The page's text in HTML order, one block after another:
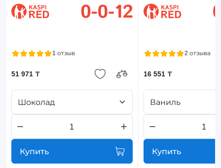
1 отзыв
51 971 ₸
Шоколад
Купить
2 отзыва
16 551 ₸
Ваниль
Купить